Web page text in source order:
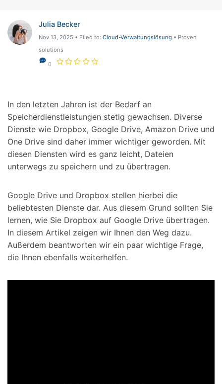
Julia Becker
Nov 13, 2025 • Filed to: Cloud-Verwaltungslösung • Proven
solutions
0
In den letzten Jahren ist der Bedarf an
Speicherdienstleistungen stetig gewachsen. Diverse
Dienste wie Dropbox, Google Drive, Amazon Drive und
One Drive sind daher immer wichtiger geworden. Mit
diesen Diensten wird es ganz leicht, Dateien
unterwegs zu speichern und zu übertragen.
Google Drive und Dropbox stellen hierbei die
beliebtesten Dienste dar. Aus diesem Grund sollten Sie
lernen, wie Sie Dropbox auf Google Drive übertragen.
In diesem Artikel zeigen wir Ihnen den Weg dazu.
Außerdem beantworten wir ein paar wichtige Frage,
die Ihnen ebenfalls weiterhelfen.